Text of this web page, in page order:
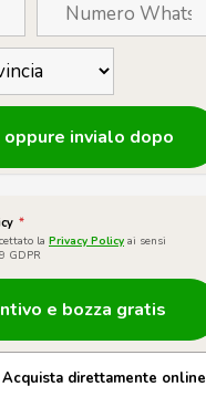
invialo dopo
*
la Privacy Policy ai sensi
GDPR
direttamente online